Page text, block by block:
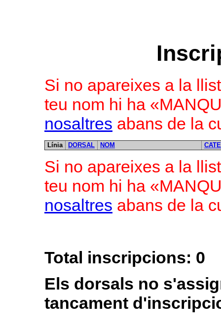
Si no apareixes a la
teu nom hi ha
nosaltres abans de la
Línia DORSAL NOM
Si no apareixes a la
teu nom hi ha
nosaltres abans de la
Total inscripcions: 0
Els dorsals no
tancament